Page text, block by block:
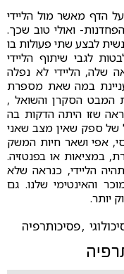
הדף מאשר מול הליידי
ואולי טוב שכך.
לבצע שתי פעולות בו
לגבי שיתוף הליידי
שלה, הליידי לא נפלה
במה שאת מספרת
המבט הסקרן והשואל ,
שזו היתה הדקות בה
של ספק שאין מצב שאני
אפי ושאר חיות המשק
במציאות או בפנטזיה.
הליידי, כנראה שלא
והאינטימי שלנו. גם
יותר.
,פסיכותרפיה